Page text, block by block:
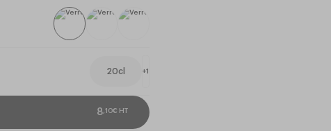
20cl +1
8 10€ HT